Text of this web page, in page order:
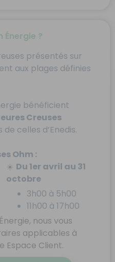
Énergie ?
présentés sur
aux plages définies
bénéficient
Creuses
celles d’Enedis.
Ohm :
☀️ Du 1er avril au 31
octobre
3h00 à 5h00
11h00 à 17h00
nous vous
applicables à
Espace Client.